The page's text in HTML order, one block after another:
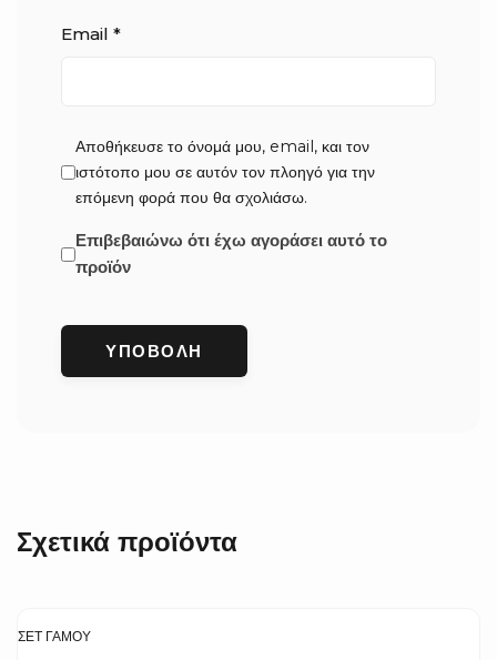
Email *
Αποθήκευσε το όνομά μου, email, και τον
ιστότοπο μου σε αυτόν τον πλοηγό για την
επόμενη φορά που θα σχολιάσω.
Επιβεβαιώνω ότι έχω αγοράσει αυτό το
προϊόν
Σχετικά προϊόντα
ΣΕΤ ΓΆΜΟΥ